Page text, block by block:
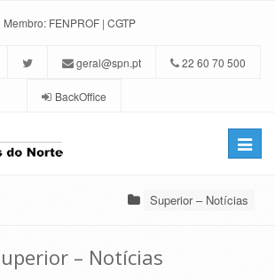
Membro: FENPROF | CGTP
geral@spn.pt 22 60 70 500
BackOffice
Toggle
Superior – Notícias
– Notícias